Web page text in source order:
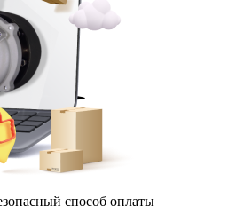
способ оплаты